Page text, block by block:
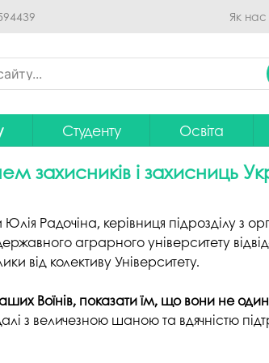
Перейти до основного
Як нас
на
освіта без ЗНО
Студенту
Дистанційне навчання
Рейтинг успішності студентів
Оплата за навчання
Студентський Сенат
університету
Освіта
Освітні
Проєкти ОП
Графік
Громадське
нормативних
захисників і захисниць
Радочіна, керівниця підрозділу з
аграрного університету
від колективу Університету.
Воїнів, показати їм, що вони не
з величезною шаною та вдячністю